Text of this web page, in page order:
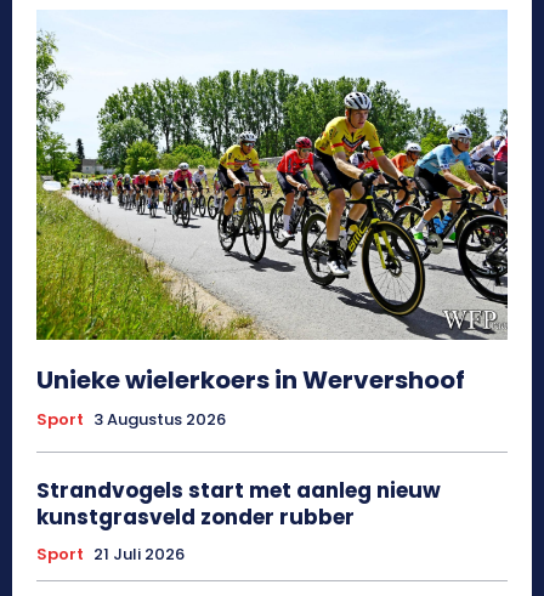
Unieke wielerkoers in Wervershoof
Sport 3 Augustus 2026
Strandvogels start met aanleg nieuw
kunstgrasveld zonder rubber
Sport 21 Juli 2026